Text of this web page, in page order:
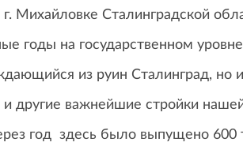
Михайловке Сталинградской
годы на государственном
из руин Сталинград, но
другие важнейшие стройки
год здесь было выпущено 600